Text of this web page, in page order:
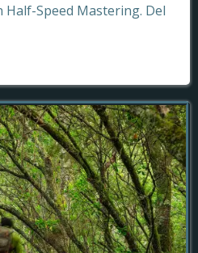
Speed Mastering. Del